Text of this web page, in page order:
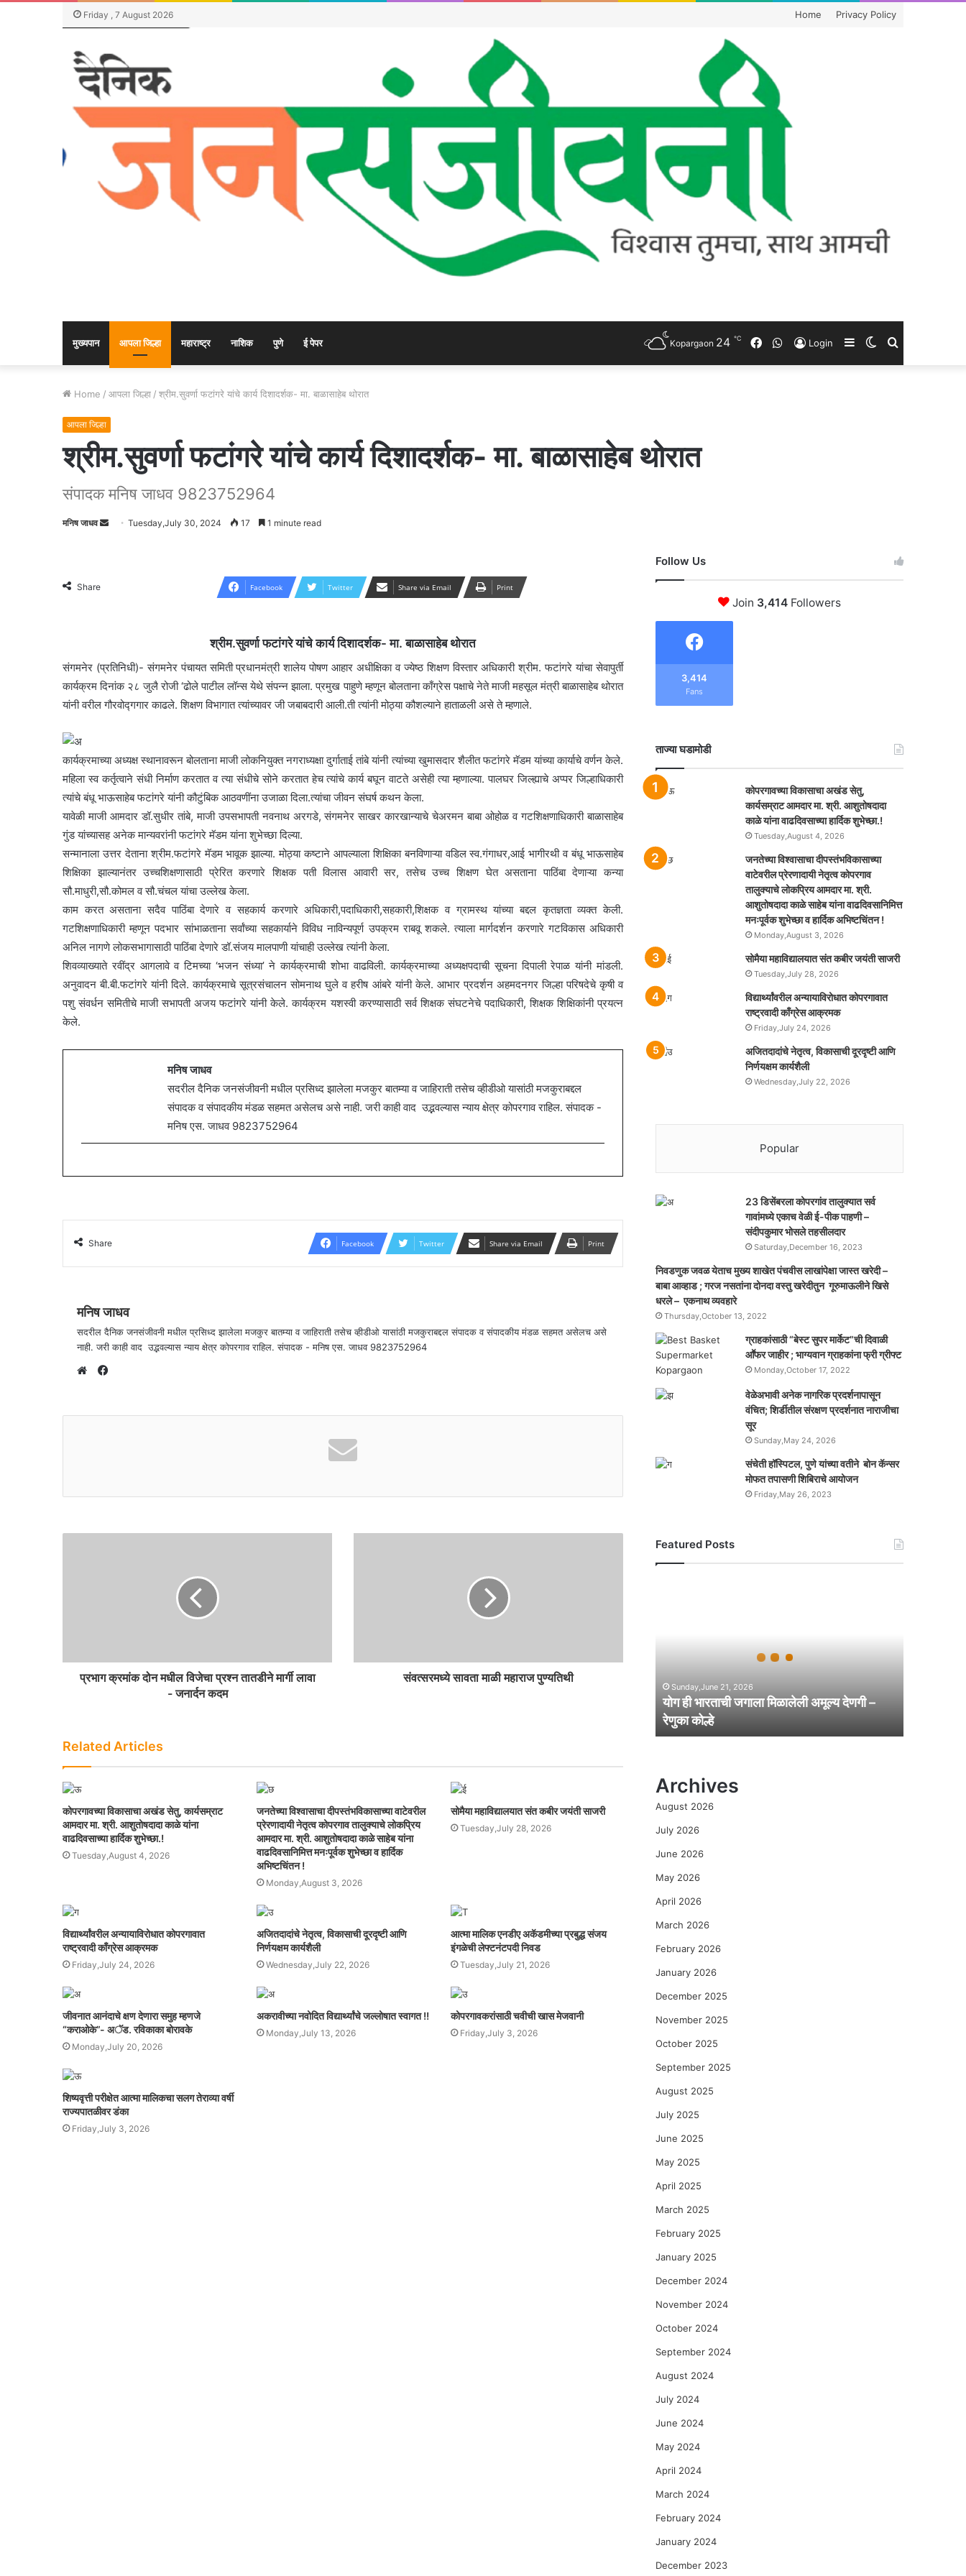
Friday , 7 August 2026 Home Privacy Policy
मुख्यपान आपला जिल्हा महाराष्ट्र नाशिक पुणे ई पेपर Search
Switch
Sidebar
Login
WhatsApp
Facebook
Kopargaon 24 ℃
Home / आपला जिल्हा / श्रीम.सुवर्णा फटांगरे यांचे कार्य दिशादर्शक- मा. बाळासाहेब थोरात
आपला जिल्हा
श्रीम.सुवर्णा फटांगरे यांचे कार्य दिशादर्शक- मा. बाळासाहेब थोरात
संपादक मनिष जाधव 9823752964
मनिष जाधव
SendTuesday,July 30, 2024 17 1 minute read
Share Facebook Twitter Share via Email Print
श्रीम.सुवर्णा फटांगरे यांचे कार्य दिशादर्शक- मा. बाळासाहेब थोरात
संगमनेर (प्रतिनिधी)- संगमनेर पंचायत समिती प्रधानमंत्री शालेय पोषण आहार अधीक्षिका व ज्येष्ठ शिक्षण विस्तार अधिकारी श्रीम. फटांगरे यांचा सेवापुर्ती
कार्यक्रम दिनांक २८ जुलै रोजी ‘ढोले पाटील लॉन्स येथे संपन्न झाला. प्रमुख पाहुणे म्हणून बोलताना काँग्रेस पक्षाचे नेते माजी महसूल मंत्री बाळासाहेब थोरात
यांनी वरील गौरवोद्गगार काढले. शिक्षण विभागात त्यांच्यावर जी जबाबदारी आली.ती त्यांनी मोठ्या कौशल्याने हाताळली असे ते म्हणाले.
कार्यक्रमाच्या अध्यक्ष स्थानावरून बोलताना माजी लोकनियुक्त नगराध्यक्षा दुर्गाताई तांबे यांनी त्यांच्या खुमासदार शैलीत फटांगरे मॅडम यांच्या कार्याचे वर्णन केले.
महिला स्व कर्तृत्वाने संधी निर्माण करतात व त्या संधीचे सोने करतात हेच त्यांचे कार्य बघून वाटते असेही त्या म्हणाल्या. पालघर जिल्ह्याचे अप्पर जिल्हाधिकारी
त्यांचे बंधू भाऊसाहेब फटांगरे यांनी कौटुंबिक आठवणींना उजाळा दिला.त्यांचा जीवन संघर्ष कथन केला.
यावेळी माजी आमदार डॉ.सुधीर तांबे, माजी उपसभापती नवनाथ अरगडे, संगमनेर साखर कारखान्याचे चेअरमन बाबा ओहोळ व गटशिक्षणाधिकारी बाळासाहेब
गुंड यांच्यासह अनेक मान्यवरांनी फटांगरे मॅडम यांना शुभेच्छा दिल्या.
सन्मानाला उत्तर देताना श्रीम.फटांगरे मॅडम भावूक झाल्या. मोठ्या कष्टाने आपल्याला शिक्षिका बनविणाऱ्या वडिल स्व.गंगाधर,आई भागीरथी व बंधू भाऊसाहेब
शिक्षिका झाल्यानंतर उच्चशिक्षणासाठी प्रेरित करणारे शिक्षक पती विलास आवारी सर, तसेच उच्च शिक्षण घेत असताना पाठिंबा देणाऱ्या कन्या
सौ.माधुरी,सौ.कोमल व सौ.चंचल यांचा उल्लेख केला.
काम करत असताना सदैव पाठिंबा देणारे व सहकार्य करणारे अधिकारी,पदाधिकारी,सहकारी,शिक्षक व ग्रामस्थ यांच्या बद्दल कृतज्ञता व्यक्त केली.
गटशिक्षणाधिकारी म्हणून पदभार सांभाळताना सर्वांच्या सहकार्याने विविध नाविन्यपूर्ण उपक्रम राबवू शकले. त्याला मार्गदर्शन करणारे गटविकास अधिकारी
अनिल नागणे लोकसभागासाठी पाठिंबा देणारे डॉ.संजय मालपाणी यांचाही उल्लेख त्यांनी केला.
शिवव्याख्याते रवींद्र आगलावे व टिमच्या ‘भजन संध्या’ ने कार्यक्रमाची शोभा वाढविली. कार्यक्रमाच्या अध्यक्षपदाची सूचना दिपाली रेपाळ यांनी मांडली.
अनुवादन बी.बी.फटांगरे यांनी दिले. कार्यक्रमाचे सूत्रसंचालन सोमनाथ घुले व हरीष आंबरे यांनी केले. आभार प्रदर्शन अहमदनगर जिल्हा परिषदेचे कृषी व
पशु संवर्धन समितीचे माजी सभापती अजय फटांगरे यांनी केले. कार्यक्रम यशस्वी करण्यासाठी सर्व शिक्षक संघटनेचे पदाधिकारी, शिक्षक शिक्षिकांनी प्रयत्न
केले.
मनिष जाधव
सदरील दैनिक जनसंजीवनी मधील प्रसिध्द झालेला मजकुर बातम्या व जाहिराती तसेच व्हीडीओ यासांठी मजकुराबद्दल
संपादक व संपादकीय मंडळ सहमत असेलच असे नाही. जरी काही वाद उद्भवल्यास न्याय क्षेत्र कोपरगाव राहिल. संपादक -
मनिष एस. जाधव 9823752964
Share Facebook Twitter Share via Email Print
मनिष जाधव
सदरील दैनिक जनसंजीवनी मधील प्रसिध्द झालेला मजकुर बातम्या व जाहिराती तसेच व्हीडीओ यासांठी मजकुराबद्दल संपादक व संपादकीय मंडळ सहमत असेलच असे
नाही. जरी काही वाद उद्भवल्यास न्याय क्षेत्र कोपरगाव राहिल. संपादक - मनिष एस. जाधव 9823752964
प्रभाग क्रमांक दोन मधील विजेचा प्रश्न तातडीने मार्गी लावा
- जनार्दन कदम
संवत्सरमध्ये सावता माळी महाराज पुण्यतिथी
Related Articles
कोपरगावच्या विकासाचा अखंड सेतु, कार्यसम्राट
आमदार मा. श्री. आशुतोषदादा काळे यांना
वाढदिवसाच्या हार्दिक शुभेच्छा.!
Tuesday,August 4, 2026
जनतेच्या विश्वासाचा दीपस्तंभविकासाच्या वाटेवरील
प्रेरणादायी नेतृत्व कोपरगाव तालुक्याचे लोकप्रिय
आमदार मा. श्री. आशुतोषदादा काळे साहेब यांना
वाढदिवसानिमित्त मनःपूर्वक शुभेच्छा व हार्दिक
अभिष्टचिंतन !
Monday,August 3, 2026
सोमैया महाविद्यालयात संत कबीर जयंती साजरी
Tuesday,July 28, 2026
विद्यार्थ्यांवरील अन्यायाविरोधात कोपरगावात
राष्ट्रवादी काँग्रेस आक्रमक
Friday,July 24, 2026
अजितदादांचे नेतृत्व, विकासाची दूरदृष्टी आणि
निर्णयक्षम कार्यशैली
Wednesday,July 22, 2026
आत्मा मालिक एनडीए अकॅडमीच्या प्रबुद्ध संजय
इंगळेची लेफ्टनंटपदी निवड
Tuesday,July 21, 2026
जीवनात आनंदाचे क्षण देणारा समुह म्हणजे
“कराओके”- अॅड. रविकाका बोरावके
Monday,July 20, 2026
अकरावीच्या नवोदित विद्यार्थ्यांचे जल्लोषात स्वागत !!
Monday,July 13, 2026
कोपरगावकरांसाठी चवीची खास मेजवानी
Friday,July 3, 2026
शिष्यवृत्ती परीक्षेत आत्मा मालिकचा सलग तेराव्या वर्षी
राज्यपातळीवर डंका
Friday,July 3, 2026
Follow Us
Join 3,414 Followers
3,414
Fans
ताज्या घडामोडी
कोपरगावच्या विकासाचा अखंड सेतु,
कार्यसम्राट आमदार मा. श्री. आशुतोषदादा
काळे यांना वाढदिवसाच्या हार्दिक शुभेच्छा.!
Tuesday,August 4, 2026
जनतेच्या विश्वासाचा दीपस्तंभविकासाच्या
वाटेवरील प्रेरणादायी नेतृत्व कोपरगाव
तालुक्याचे लोकप्रिय आमदार मा. श्री.
आशुतोषदादा काळे साहेब यांना वाढदिवसानिमित्त
मनःपूर्वक शुभेच्छा व हार्दिक अभिष्टचिंतन !
Monday,August 3, 2026
सोमैया महाविद्यालयात संत कबीर जयंती साजरी
Tuesday,July 28, 2026
विद्यार्थ्यांवरील अन्यायाविरोधात कोपरगावात
राष्ट्रवादी काँग्रेस आक्रमक
Friday,July 24, 2026
अजितदादांचे नेतृत्व, विकासाची दूरदृष्टी आणि
निर्णयक्षम कार्यशैली
Wednesday,July 22, 2026
Popular
23 डिसेंबरला कोपरगांव तालुक्‍यात सर्व
गावांमध्ये एकाच वेळी ई-पीक पाहणी –
संदीपकुमार भोसले तहसीलदार
Saturday,December 16, 2023
निवडणुक जवळ येताच मुख्य शाखेत पंचवीस लाखांपेक्षा जास्त खरेदी –
बाबा आव्हाड ; गरज नसतांना दोनदा वस्तु खरेदीतुन गूरुमाऊलीने खिसे
धरले – एकनाथ व्यवहारे
Thursday,October 13, 2022
ग्राहकांसाठी “बेस्ट सुपर मार्केट”ची दिवाळी
आॕफर जाहीर ; भाग्यवान ग्राहकांना फ्री ग्रीफ्ट
Monday,October 17, 2022
वेळेअभावी अनेक नागरिक प्रदर्शनापासून
वंचित; शिर्डीतील संरक्षण प्रदर्शनात नाराजीचा
सूर
Sunday,May 24, 2026
संचेती हॉस्पिटल, पुणे यांच्या वतीने बोन कॅन्सर
मोफत तपासणी शिबिराचे आयोजन
Friday,May 26, 2023
Featured Posts
गा
ला
मि
ली
मू
ल्य
ण
गी
रे
को
Sunday,June 21, 2026
योग ही भारताची जगाला मिळालेली अमूल्य देणगी –
रेणुका कोल्हे
Archives
August 2026
July 2026
June 2026
May 2026
April 2026
March 2026
February 2026
January 2026
December 2025
November 2025
October 2025
September 2025
August 2025
July 2025
June 2025
May 2025
April 2025
March 2025
February 2025
January 2025
December 2024
November 2024
October 2024
September 2024
August 2024
July 2024
June 2024
May 2024
April 2024
March 2024
February 2024
January 2024
December 2023